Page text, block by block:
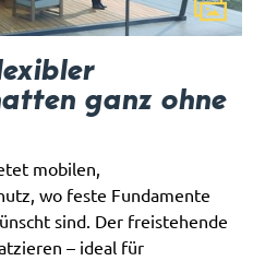
ganz ohne
mobilen,
wo feste Fundamente
sind. Der freistehende
– ideal für